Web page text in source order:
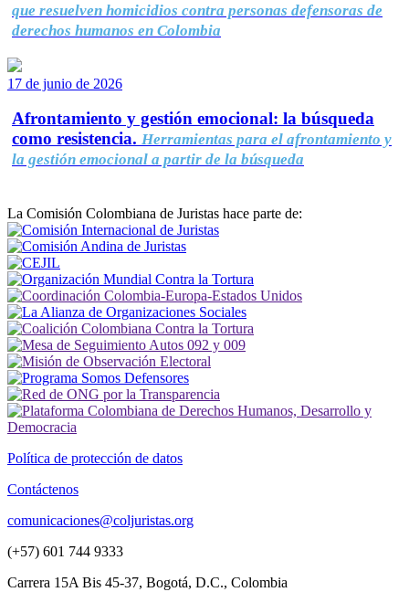
que resuelven homicidios contra personas defensoras de
derechos humanos en Colombia
17 de junio de 2026
Afrontamiento y gestión emocional: la búsqueda
como resistencia. Herramientas para el afrontamiento y
la gestión emocional a partir de la búsqueda
La Comisión Colombiana de Juristas hace parte de:
Política de protección de datos
Contáctenos
comunicaciones@coljuristas.org
(+57) 601 744 9333
Carrera 15A Bis 45-37, Bogotá, D.C., Colombia